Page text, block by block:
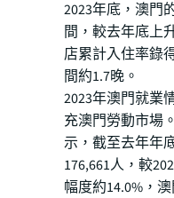
2023年底，澳門
間，較去年底上
店累計入住率錄
間約1.7晚。
2023年澳門就業
充澳門勞動市場
示，截至去年年
176,661人，較
幅度約14.0%，